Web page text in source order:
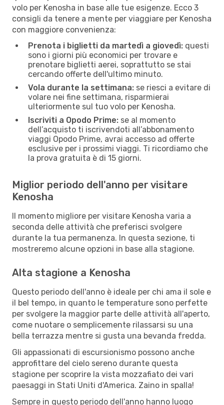
volo per Kenosha in base alle tue esigenze. Ecco 3
consigli da tenere a mente per viaggiare per Kenosha
con maggiore convenienza:
Prenota i biglietti da martedì a giovedì: questi
sono i giorni più economici per trovare e
prenotare biglietti aerei, soprattutto se stai
cercando offerte dell'ultimo minuto.
Vola durante la settimana: se riesci a evitare di
volare nei fine settimana, risparmierai
ulteriormente sul tuo volo per Kenosha.
Iscriviti a Opodo Prime: se al momento
dell’acquisto ti iscrivendoti all’abbonamento
viaggi Opodo Prime, avrai accesso ad offerte
esclusive per i prossimi viaggi. Ti ricordiamo che
la prova gratuita è di 15 giorni.
Miglior periodo dell'anno per visitare
Kenosha
Il momento migliore per visitare Kenosha varia a
seconda delle attività che preferisci svolgere
durante la tua permanenza. In questa sezione, ti
mostreremo alcune opzioni in base alla stagione.
Alta stagione a Kenosha
Questo periodo dell'anno è ideale per chi ama il sole e
il bel tempo, in quanto le temperature sono perfette
per svolgere la maggior parte delle attività all'aperto,
come nuotare o semplicemente rilassarsi su una
bella terrazza mentre si gusta una bevanda fredda.
Gli appassionati di escursionismo possono anche
approfittare del cielo sereno durante questa
stagione per scoprire la vista mozzafiato dei vari
paesaggi in Stati Uniti d'America. Zaino in spalla!
Sempre in questo periodo dell'anno hanno luogo